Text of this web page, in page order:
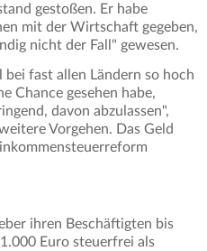
gestoßen. Er habe
mit der Wirtschaft gegeben,
nicht der Fall" gewesen.
fast allen Ländern so hoch
Chance gesehen habe,
davon abzulassen",
Vorgehen. Das Geld
ihren Beschäftigten bis
Euro steuerfrei als